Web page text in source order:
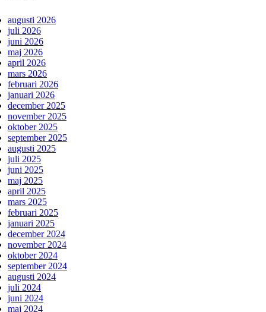
augusti 2026
juli 2026
juni 2026
maj 2026
april 2026
mars 2026
februari 2026
januari 2026
december 2025
november 2025
oktober 2025
september 2025
augusti 2025
juli 2025
juni 2025
maj 2025
april 2025
mars 2025
februari 2025
januari 2025
december 2024
november 2024
oktober 2024
september 2024
augusti 2024
juli 2024
juni 2024
maj 2024